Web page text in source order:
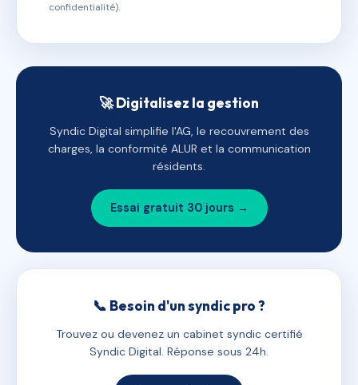
confidentialité).
🚀 Digitalisez la gestion
Syndic Digital simplifie l'AG, le recouvrement des
charges, la conformité ALUR et la communication
résidents.
Essai gratuit 30 jours →
📞 Besoin d'un syndic pro ?
Trouvez ou devenez un cabinet syndic certifié
Syndic Digital. Réponse sous 24h.